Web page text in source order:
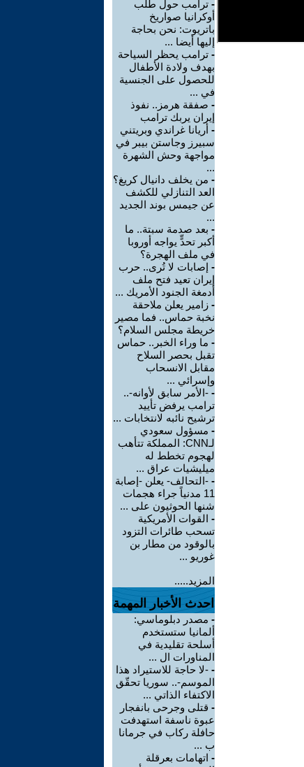
- ترامب حول طلب
أوكرانيا صواريخ
باتريوت: نحن بحاجة
إليها أيضا ...
- ترامب يحظر السياحة
بهدف ولادة الأطفال
للحصول على الجنسية
في ...
- صفقة هرمز.. نفوذ
إيران يربك ترامب
- أريانا غراندي وبريتني
سبيرز وجاستن بيبر في
مواجهة وحش الشهرة
...
- من يخلف دانيال كريغ؟
العد التنازلي للكشف
عن جيمس بوند الجديد
...
- بعد صدمة سبتة.. ما
أكبر تحدٍّ يواجه أوروبا
في ملف الهجرة؟
- إصابات لا تُرى.. حرب
إيران تعيد فتح ملف
أدمغة الجنود الأمريك ...
- زامير يعلن ملاحقة
نخبة حماس.. فما مصير
خريطة مجلس السلام؟
- ما وراء الخبر.. حماس
تقبل بحصر السلاح
مقابل الانسحاب
وإسرائي ...
- -الأمر سابق لأوانه-..
ترامب يرفض تأييد
ترشيح نائبه لانتخابات ...
- مسؤول سعودي
لـCNN: المملكة تتأهب
لهجوم تخطط له
ميليشيات عراق ...
- -التحالف- يعلن -إصابة
11 مدنياً جراء هجمات
شنها الحوثيون على ...
- القوات الأمريكية
تسحب طائرات التزود
بالوقود من مطار بن
غوريو ...
المزيد.....
احدث الأخبار المهمة
- مصدر دبلوماسي:
ألمانيا ستستخدم
أسلحة تقليدية في
المناورات ال ...
- -لا حاجة للاستيراد هذا
الموسم-.. سوريا تحقّق
الاكتفاء الذاتي ...
- قتلى وجرحى بانفجار
عبوة ناسفة استهدفت
حافلة ركاب في جرمانا
ب ...
- اتهامات بعرقلة